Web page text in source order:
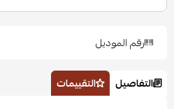
رقم الموديل
التفاصيل التقييمات